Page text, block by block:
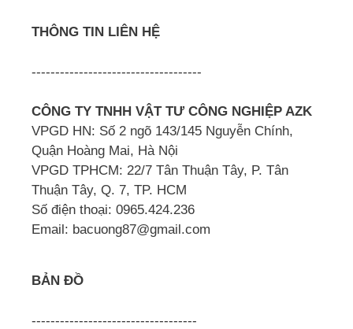
THÔNG TIN LIÊN HỆ
------------------------------------
CÔNG TY TNHH VẬT TƯ CÔNG NGHIỆP AZK
VPGD HN: Số 2 ngõ 143/145 Nguyễn Chính,
Quận Hoàng Mai, Hà Nội
VPGD TPHCM: 22/7 Tân Thuận Tây, P. Tân
Thuận Tây, Q. 7, TP. HCM
Số điện thoại: 0965.424.236
Email: bacuong87@gmail.com
BẢN ĐỒ
-----------------------------------